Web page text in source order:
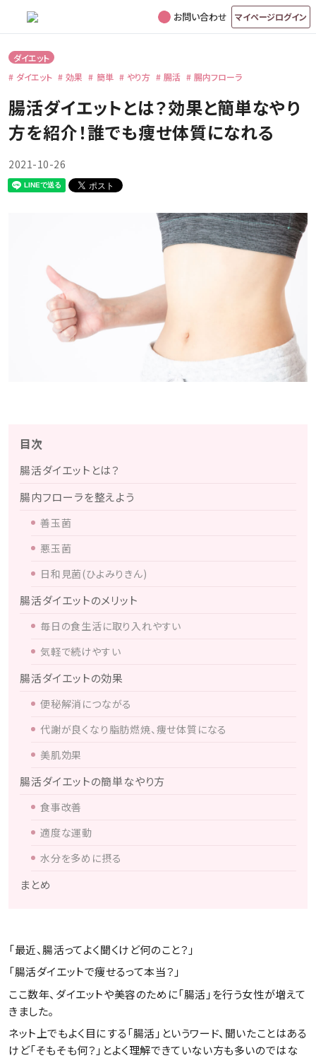
お問い合わせ マイページログイン
ダイエット
ダイエット
効果 簡単 やり方 腸活 腸内フローラ
腸活ダイエットとは？効果と簡単なやり
方を紹介！誰でも痩せ体質になれる
2021-10-26
目次
腸活ダイエットとは？
腸内フローラを整えよう
善玉菌
悪玉菌
日和見菌(ひよみりきん)
腸活ダイエットのメリット
毎日の食生活に取り入れやすい
気軽で続けやすい
腸活ダイエットの効果
便秘解消につながる
代謝が良くなり脂肪燃焼、痩せ体質になる
美肌効果
腸活ダイエットの簡単なやり方
食事改善
適度な運動
水分を多めに摂る
まとめ
「最近、腸活ってよく聞くけど何のこと？」
「腸活ダイエットで痩せるって本当？」
ここ数年、ダイエットや美容のために「腸活」を行う女性が増えて
きました。
ネット上でもよく目にする「腸活」というワード、聞いたことはある
けど「そもそも何？」とよく理解できていない方も多いのではな